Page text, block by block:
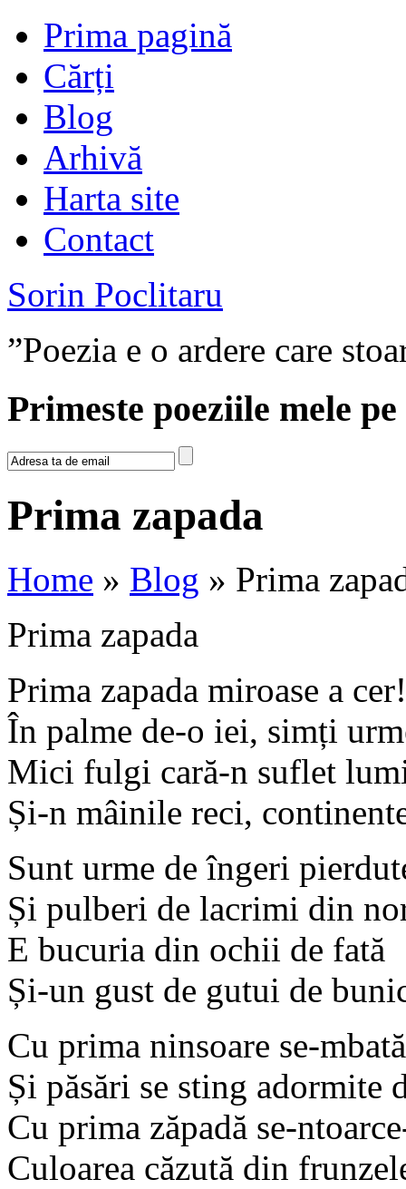
Prima pagină
Cărți
Blog
Arhivă
Harta site
Contact
Sorin Poclitaru
”Poezia e o ardere care
Primeste poeziile mele
Prima zapada
Home » Blog » Prima
Prima zapada
Prima zapada miroase a cer!
În palme de-o iei, simți
Mici fulgi cară-n suflet
Și-n mâinile reci,
Sunt urme de îngeri
Și pulberi de lacrimi din
E bucuria din ochii de fată
Și-un gust de gutui de
Cu prima ninsoare se-
Și păsări se sting adormite
Cu prima zăpadă se-
Culoarea căzută din